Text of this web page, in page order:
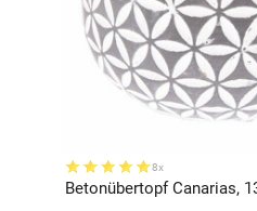
8x
Betonübertopf Canarias,